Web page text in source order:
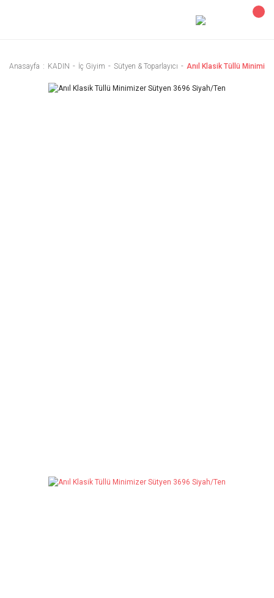
Anasayfa KADIN İç Giyim Sütyen & Toparlayıcı Anıl Klasik Tüllü